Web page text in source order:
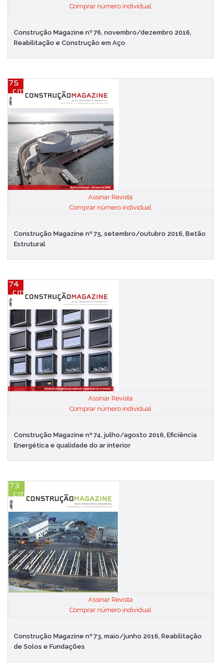
Comprar número individual
Construção Magazine nº 76, novembro/dezembro 2016,
Reabilitação e Construção em Aço
Assinar Revista
Comprar número individual
Construção Magazine nº 75, setembro/outubro 2016, Betão
Estrutural
Assinar Revista
Comprar número individual
Construção Magazine nº 74, julho/agosto 2016, Eficiência
Energética e qualidade do ar interior
Assinar Revista
Comprar número individual
Construção Magazine nº 73, maio/junho 2016, Reabilitação
de Solos e Fundações